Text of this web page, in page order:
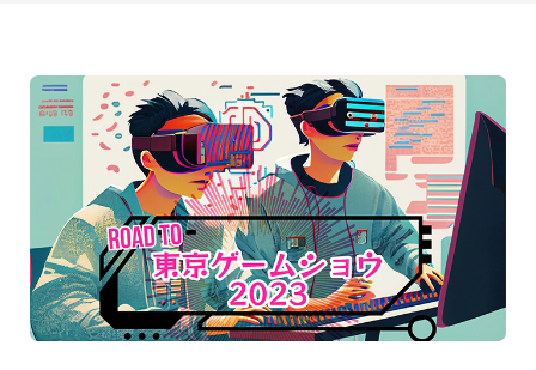
+プラスラボ
1日最大2つの学科説明＆体験授業
オープン
キャンパス